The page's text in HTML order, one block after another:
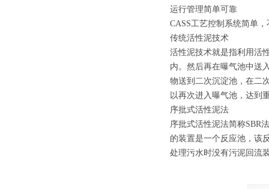
运行管理简单可靠
CASS工艺控制系统简单
传统活性泥技术
活性泥技术就是指利用活
内。然后再在曝气池中送
物送到二次沉淀池，在二
以再次进入曝气池，达到
序批式活性泥法
序批式活性泥法简称SBR
的装置是一个反应池，该
处理污水时没有污泥回流